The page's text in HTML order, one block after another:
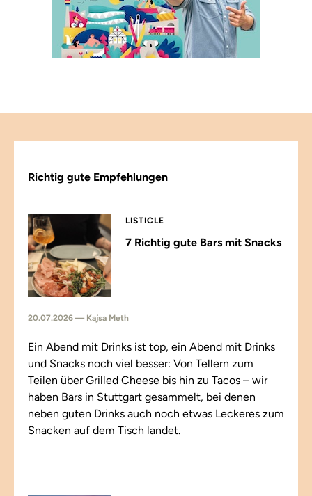
Richtig gute Empfehlungen
LISTICLE
7 Richtig gute Bars mit Snacks
20.07.2026 — Kajsa Meth
Ein Abend mit Drinks ist top, ein Abend mit Drinks
und Snacks noch viel besser: Von Tellern zum
Teilen über Grilled Cheese bis hin zu Tacos – wir
haben Bars in Stuttgart gesammelt, bei denen
neben guten Drinks auch noch etwas Leckeres zum
Snacken auf dem Tisch landet.